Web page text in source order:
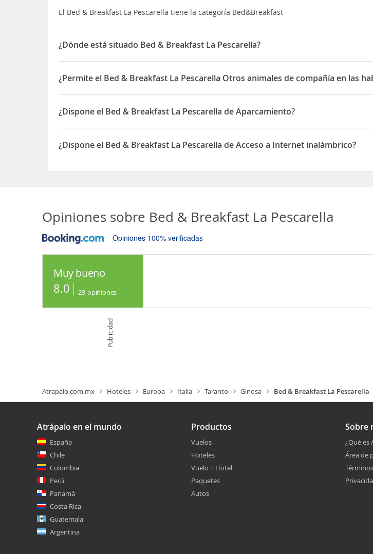
El Bed & Breakfast La Pescarella tiene la categoría Bed&Breakfast
¿Dónde está situado Bed & Breakfast La Pescarella?
El Bed & Breakfast La Pescarella está situado en Contrada La Pescarella snc
¿Permite el Bed & Breakfast La Pescarella Otros animales de compañía en las
Sí, el Bed & Breakfast La Pescarella permite Otros animales de compañía en las
¿Dispone el Bed & Breakfast La Pescarella de Aparcamiento?
Sí, el Bed & Breakfast La Pescarella dispone de Aparcamiento
¿Dispone el Bed & Breakfast La Pescarella de Acceso a Internet inalámbrico?
Opiniones sobre Bed & Breakfast La Pescarella
Opiniones 100% verificadas
Muy bueno
8.0 29 opiniones
Publicidad
Atrapalo.com.mx Hoteles Europa Italia Taranto Ginosa Bed & Breakfast La Pescarella
Atrápalo en el mundo
España
Chile
Colombia
Perú
Panamá
Costa Rica
Guatemala
Argentina
Productos
Vuelos
Hoteles
Vuelo + Hotel
Paquetes
Autos
Sobre
¿Qué es
Área de